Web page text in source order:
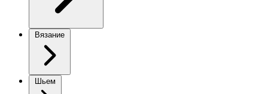
Вязание
Шьем